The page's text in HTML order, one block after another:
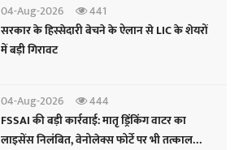
04-Aug-2026
441
सरकार के हिस्सेदारी बेचने के ऐलान से LIC के शेयरों
में बड़ी गिरावट
04-Aug-2026
444
FSSAI की बड़ी कार्रवाई: मातृ ड्रिंकिंग वाटर का
लाइसेंस निलंबित, वेनोलेक्स फोर्टे पर भी तत्काल